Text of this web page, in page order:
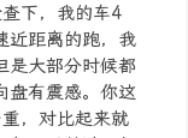
下，我的车4
近距离的跑，我
是大部分时候都
盘有震感。你这
，对比起来就